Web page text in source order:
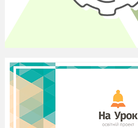
(Пісенька-танок
Повторення
буквами, а
називають їх
Гра «впіймай
називає